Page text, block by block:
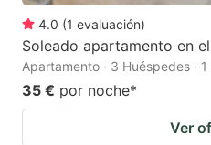
4.0 (1 evaluación)
Soleado apartamento en
Apartamento · 3 Huéspedes ·
35 € por noche*
Ver